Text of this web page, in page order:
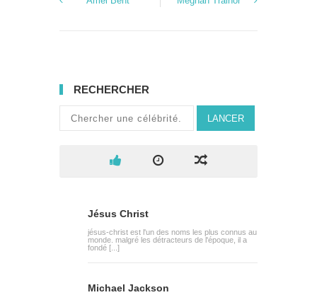
RECHERCHER
LANCER
Jésus Christ
jésus-christ est l'un des noms les plus connus au
monde. malgré les détracteurs de l'époque, il a
fondé [...]
Michael Jackson